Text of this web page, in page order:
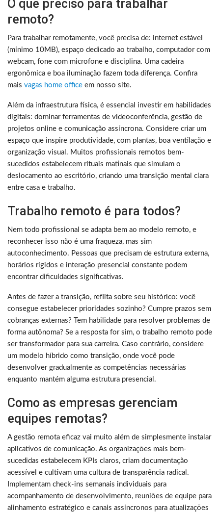
O que preciso para trabalhar
remoto?
Para trabalhar remotamente, você precisa de: internet estável
(mínimo 10MB), espaço dedicado ao trabalho, computador com
webcam, fone com microfone e disciplina. Uma cadeira
ergonômica e boa iluminação fazem toda diferença. Confira
mais vagas home office em nosso site.
Além da infraestrutura física, é essencial investir em habilidades
digitais: dominar ferramentas de videoconferência, gestão de
projetos online e comunicação assíncrona. Considere criar um
espaço que inspire produtividade, com plantas, boa ventilação e
organização visual. Muitos profissionais remotos bem-
sucedidos estabelecem rituais matinais que simulam o
deslocamento ao escritório, criando uma transição mental clara
entre casa e trabalho.
Trabalho remoto é para todos?
Nem todo profissional se adapta bem ao modelo remoto, e
reconhecer isso não é uma fraqueza, mas sim
autoconhecimento. Pessoas que precisam de estrutura externa,
horários rígidos e interação presencial constante podem
encontrar dificuldades significativas.
Antes de fazer a transição, reflita sobre seu histórico: você
consegue estabelecer prioridades sozinho? Cumpre prazos sem
cobranças externas? Tem habilidade para resolver problemas de
forma autônoma? Se a resposta for sim, o trabalho remoto pode
ser transformador para sua carreira. Caso contrário, considere
um modelo híbrido como transição, onde você pode
desenvolver gradualmente as competências necessárias
enquanto mantém alguma estrutura presencial.
Como as empresas gerenciam
equipes remotas?
A gestão remota eficaz vai muito além de simplesmente instalar
aplicativos de comunicação. As organizações mais bem-
sucedidas estabelecem KPIs claros, criam documentação
acessível e cultivam uma cultura de transparência radical.
Implementam check-ins semanais individuais para
acompanhamento de desenvolvimento, reuniões de equipe para
alinhamento estratégico e canais assíncronos para atualizações